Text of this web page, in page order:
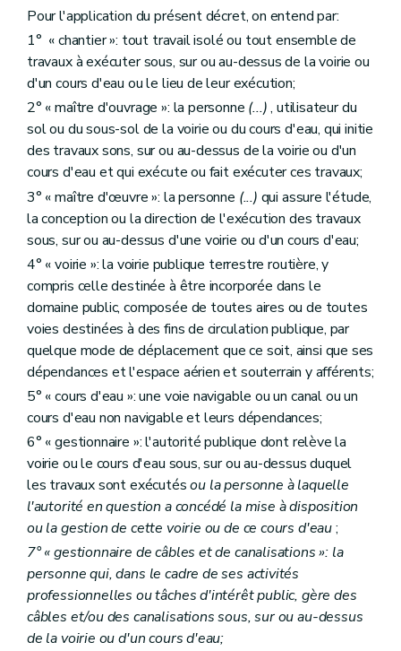
Sous-section 3 Dispenses
Art. 19
Section 2 Introduction et instruction de la demande
Art. 20
Art. 22
Section 3 La décision
Art. 23
Art. 24
Section 4 La péremption de l'autorisation
Art. 25
Section 5 Le recours
Art. 26
Art. 27
Art. 28
Titre III Exécution du chantier
Chapitre premier Obligations préalables à l'ouverture d'un chantier
Art. 29
Art. 30
Art. 31
Art. 32
Obligations durant l'exécution du chantier
Art. 33
Art. 34
Chapitre III Obligations au terme du chantier
Art.
Art.36
Art.37
Art.38
Art.38 bis
Art. 38
Chapitre V Interruption de chantier
(NDLR: erreur de numérotation des chapitres, celui-ci devrait être le IV)
Art. 39
Art. 40
Chapitre VI Les mesures d'office
(NDLR: erreur de numérotation des chapitres, celui-ci devrait être le V)
Pour l'application du présent décret, on entend par:
1° « chantier »: tout travail isolé ou tout ensemble de
travaux à exécuter sous, sur ou au-dessus de la voirie ou
d'un cours d'eau ou le lieu de leur exécution;
2° « maître d'ouvrage »: la personne (...), utilisateur du
sol ou du sous-sol de la voirie ou du cours d'eau, qui initie
des travaux sons, sur ou au-dessus de la voirie ou d'un
cours d'eau et qui exécute ou fait exécuter ces travaux;
3° « maître d'œuvre »: la personne (...) qui assure l'étude,
la conception ou la direction de l'exécution des travaux
sous, sur ou au-dessus d'une voirie ou d'un cours d'eau;
4° « voirie »: la voirie publique terrestre routière, y
compris celle destinée à être incorporée dans le
domaine public, composée de toutes aires ou de toutes
voies destinées à des fins de circulation publique, par
quelque mode de déplacement que ce soit, ainsi que ses
dépendances et l'espace aérien et souterrain y afférents;
5° « cours d'eau »: une voie navigable ou un canal ou un
cours d'eau non navigable et leurs dépendances;
6° « gestionnaire »: l'autorité publique dont relève la
voirie ou le cours d'eau sous, sur ou au-dessus duquel
les travaux sont exécutésou la personne à laquelle
l'autorité en question a concédé la mise à disposition
ou la gestion de cette voirie ou de ce cours d'eau;
7° « gestionnaire de câbles et de canalisations »: la
personne qui, dans le cadre de ses activités
professionnelles ou tâches d'intérêt public, gère des
câbles et/ou des canalisations sous, sur ou au-dessus
de la voirie ou d'un cours d'eau;